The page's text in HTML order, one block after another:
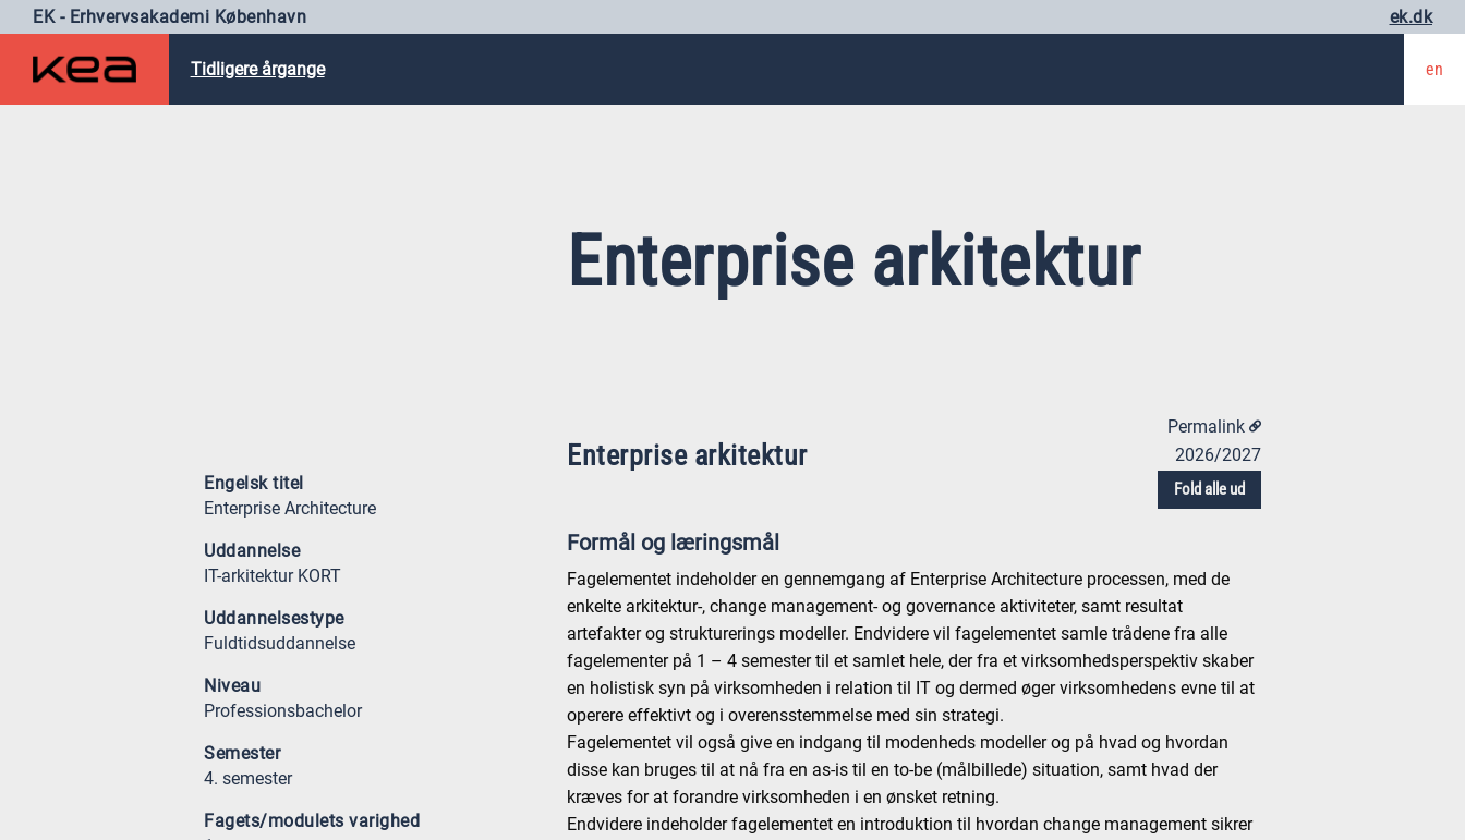
EK - Erhvervsakademi København ek.dk
Tidligere årgange en
Enterprise arkitektur
Permalink
Enterprise arkitektur
2026/2027
Engelsk titel
Enterprise Architecture
Uddannelse
IT-arkitektur KORT
Uddannelsestype
Fuldtidsuddannelse
Niveau
Professionsbachelor
Semester
4. semester
Fagets/modulets varighed
Fold alle ud
Formål og læringsmål
Fagelementet indeholder en gennemgang af Enterprise Architecture processen, med de
enkelte arkitektur-, change management- og governance aktiviteter, samt resultat
artefakter og strukturerings modeller. Endvidere vil fagelementet samle trådene fra alle
fagelementer på 1 – 4 semester til et samlet hele, der fra et virksomhedsperspektiv skaber
en holistisk syn på virksomheden i relation til IT og dermed øger virksomhedens evne til at
operere effektivt og i overensstemmelse med sin strategi.
Fagelementet vil også give en indgang til modenheds modeller og på hvad og hvordan
disse kan bruges til at nå fra en as-is til en to-be (målbillede) situation, samt hvad der
kræves for at forandre virksomheden i en ønsket retning.
Endvidere indeholder fagelementet en introduktion til hvordan change management sikrer